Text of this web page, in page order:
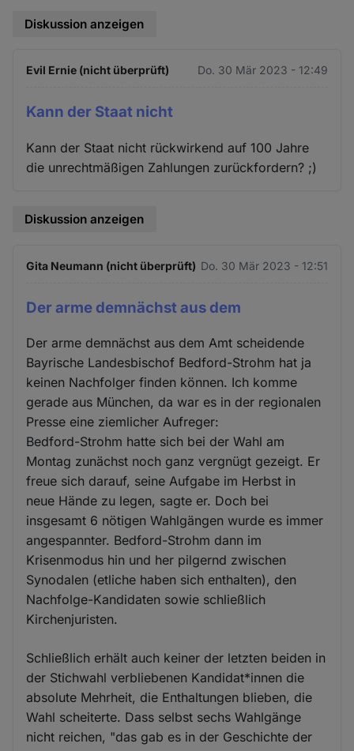
Diskussion anzeigen
Evil Ernie (nicht überprüft) Do. 30 Mär 2023 - 12:49
Kann der Staat nicht
Kann der Staat nicht rückwirkend auf 100 Jahre
die unrechtmäßigen Zahlungen zurückfordern? ;)
Diskussion anzeigen
Gita Neumann (nicht überprüft) Do. 30 Mär 2023 - 12:51
Der arme demnächst aus dem
Der arme demnächst aus dem Amt scheidende
Bayrische Landesbischof Bedford-Strohm hat ja
keinen Nachfolger finden können. Ich komme
gerade aus München, da war es in der regionalen
Presse eine ziemlicher Aufreger:
Bedford-Strohm hatte sich bei der Wahl am
Montag zunächst noch ganz vergnügt gezeigt. Er
freue sich darauf, seine Aufgabe im Herbst in
neue Hände zu legen, sagte er. Doch bei
insgesamt 6 nötigen Wahlgängen wurde es immer
angespannter. Bedford-Strohm dann im
Krisenmodus hin und her pilgernd zwischen
Synodalen (etliche haben sich enthalten), den
Nachfolge-Kandidaten sowie schließlich
Kirchenjuristen.
Schließlich erhält auch keiner der letzten beiden in
der Stichwahl verbliebenen Kandidat*innen die
absolute Mehrheit, die Enthaltungen blieben, die
Wahl scheiterte. Dass selbst sechs Wahlgänge
nicht reichen, "das gab es in der Geschichte der